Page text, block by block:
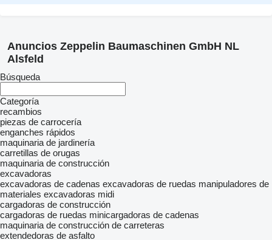
Anuncios Zeppelin Baumaschinen GmbH NL
Alsfeld
Búsqueda
Categoría
recambios
piezas de carrocería
enganches rápidos
maquinaria de jardinería
carretillas de orugas
maquinaria de construcción
excavadoras
excavadoras de cadenas excavadoras de ruedas manipuladores de
materiales excavadoras midi
cargadoras de construcción
cargadoras de ruedas minicargadoras de cadenas
maquinaria de construcción de carreteras
extendedoras de asfalto